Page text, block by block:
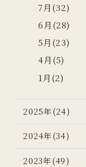
7月(32)
6月(28)
5月(23)
4月(5)
1月(2)
2025年(24)
2024年(34)
2023年(49)